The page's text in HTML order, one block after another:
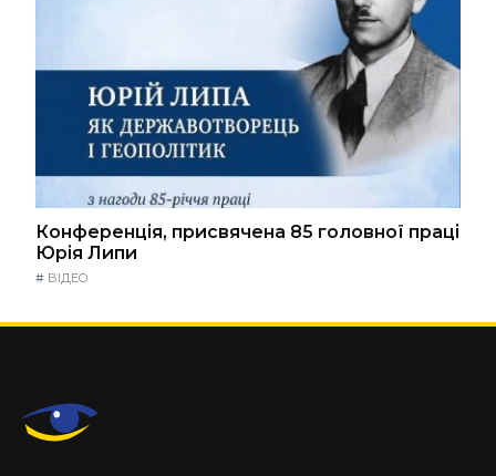
Конференція, присвячена 85 головної праці
Юрія Липи
# ВІДЕО